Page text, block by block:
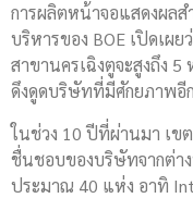
การผลิตหน้าจอแสดงผล
บริหารของ BOE เปิดเผ
สาขานครเฉิงตูจะสูงถึง
ดึงดูดบริษัทที่มีศักยภาพอี
ในช่วง 10 ปีที่ผ่านมา เข
ชื่นชอบของบริษัทจากต่า
ประมาณ 40 แห่ง อาทิ